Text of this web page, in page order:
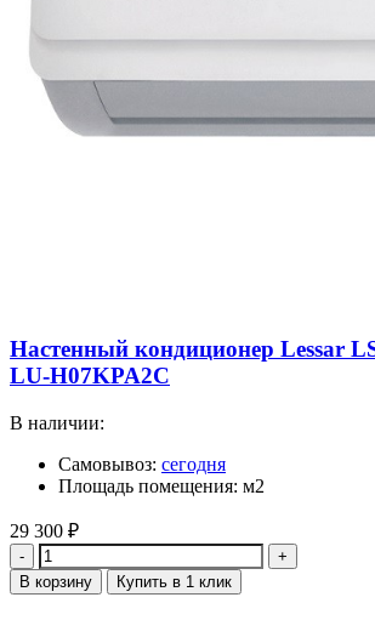
Настенный кондиционер Lessar
LU-H07KPA2C
В наличии:
Самовывоз: сегодня
Площадь помещения: м2
29 300 ₽
Количество
В корзину Купить в 1 клик